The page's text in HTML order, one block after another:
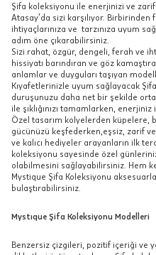
Şifa koleksiyonu ile enerjinizi ve
Atasay’da sizi karşılıyor.
ihtiyaçlarınıza ve tarzınıza uyum
adım öne çıkarabilirsiniz.
Sizi rahat, özgür, dengeli, ferah ve
hissiyatı barındıran ve göz
anlamlar ve duyguları taşıyan
Kıyafetlerinizle uyum sağlayacak
duruşunuzu daha net bir şekilde
ile şıklığınızı tamamlarken,
Özel tasarım kolyelerden küpelere,
gücünüzü keşfederken,eşsiz, zarif
ve kalıcı hediyeler arayanların ilk
koleksiyonu sayesinde özel
olabilmesini sağlayabilirsiniz. Hem
Mystique Şifa Koleksiyonu
bulaştırabilirsiniz.
Mystıque Şifa Koleksiyonu Modelleri
Benzersiz çizgileri, pozitif içeriği ve